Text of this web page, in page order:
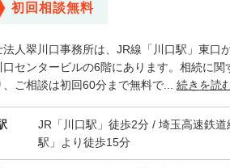
初回相談無料
法人翠川口事務所は、JR線「川口駅」東口
口センタービルの6階にあります。相続に関
、ご相談は初回60分まで無料で... 続きを読
JR「川口駅」徒歩2分 / 埼玉高速鉄道
駅」より徒歩15分